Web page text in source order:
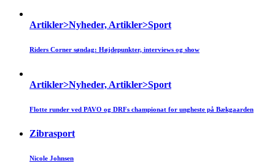
Artikler>Nyheder, Artikler>Sport
Riders Corner søndag: Højdepunkter, interviews og show
Artikler>Nyheder, Artikler>Sport
Flotte runder ved PAVO og DRFs championat for ungheste på Bækgaarden
Zibrasport
Nicole Johnsen